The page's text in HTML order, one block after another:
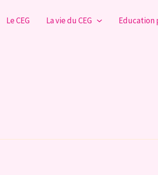
Le CEG La vie du CEG Education